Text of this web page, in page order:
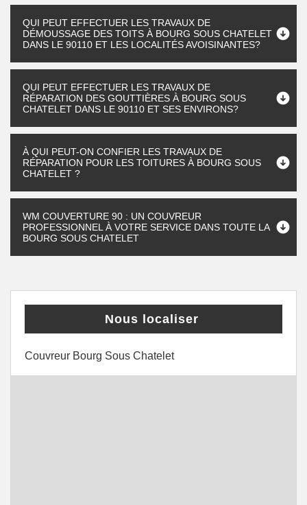
QUI PEUT EFFECTUER LES TRAVAUX DE
DÉMOUSSAGE DES TOITS À BOURG SOUS CHATELET
DANS LE 90110 ET LES LOCALITÉS AVOISINANTES?
QUI PEUT EFFECTUER LES TRAVAUX DE
RÉPARATION DES GOUTTIÈRES À BOURG SOUS
CHATELET DANS LE 90110 ET SES ENVIRONS?
À QUI PEUT-ON CONFIER LES TRAVAUX DE
RÉPARATION POUR LES TOITURES À BOURG SOUS
CHATELET ?
WM COUVERTURE 90 : UN COUVREUR
PROFESSIONNEL À VOTRE SERVICE DANS TOUTE LA
BOURG SOUS CHATELET
Nous localiser
Couvreur Bourg Sous Chatelet